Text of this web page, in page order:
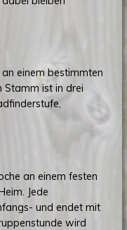
einem bestimmten
Stamm ist in drei
an einem festen
Jede
und endet mit
wird